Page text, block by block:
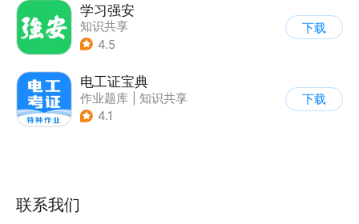
学习强安
知识共享
4.5
下载
电工证宝典
作业题库
知识共享
| 其他
4.1
下载
联系我们